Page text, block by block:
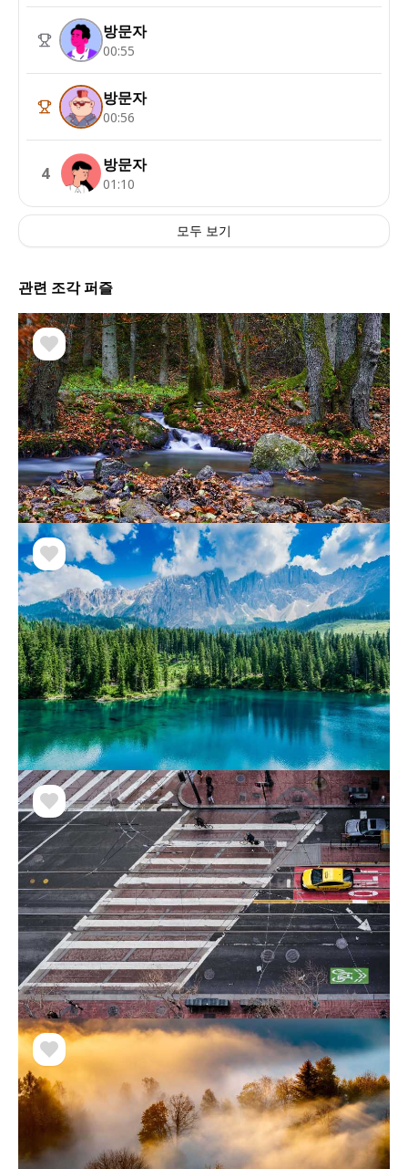
방문자
00:55
방문자
00:56
4 방문자
01:10
모두 보기
관련 조각 퍼즐